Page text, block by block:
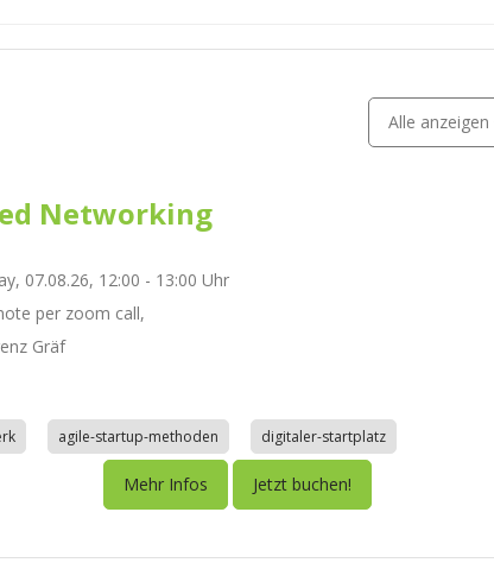
Alle anzeigen
Networking
07.08.26, 12:00 - 13:00 Uhr
per zoom call,
Gräf
agile-startup-methoden digitaler-startplatz
Mehr Infos Jetzt buchen!